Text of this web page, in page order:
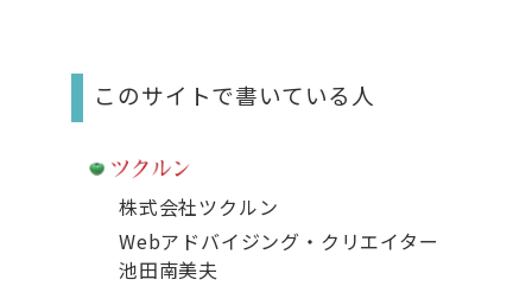
このサイトで書いている人
株式会社ツクルン
Webアドバイジング・クリエイター
池田南美夫